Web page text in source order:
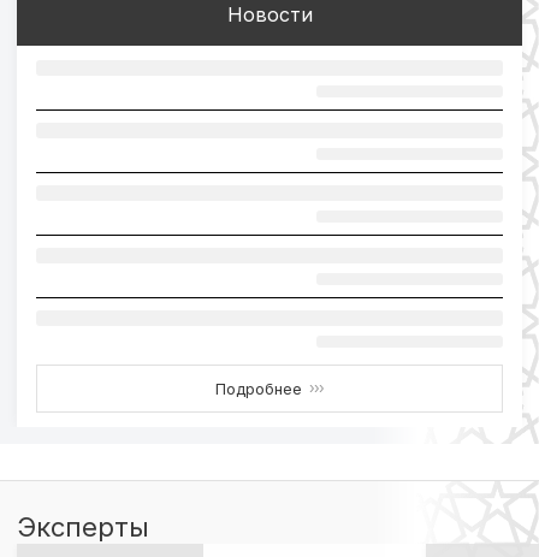
Новости
Подробнее ›››
Эксперты